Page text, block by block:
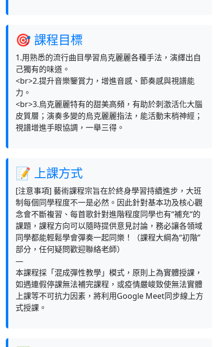
🎯 課程目標
1.用熟悉的流行曲目學習烏克麗麗各種手法，演繹出自
己獨有的味道。
<br>2.提升音樂鑒賞力，增進音感、節奏感與視譜能
力。
<br>3.烏克麗麗特有的甜美高頻，有助於刺激活化大腦
皮質層；演奏多變的烏克麗麗指法，能活動末梢神經；
視譜增進手眼協調，一舉三得。
📝 上課方式
[注意事項] 藝術課程宗旨在於終身學習持續進步，大班
制每個同學程度不一是必然。因此針對基本功及核心觀
念會不斷複習、每首歌針對進階程度同學也有“補充“的
課題，課程方向可以隨時提供意見討論，務必讓各領域
同學都能輕鬆學會彈奏一起同樂！（課程大綱為“初階”
部分，任何疑問歡迎聯絡老師）
—
本課程採「混成彈性教學」模式，原則上為實體授課，
如遇連假停課無法補完課程，或疫情嚴峻致使無法實體
上課等不可抗力因素，將利用Google Meet同步線上方
式授課。